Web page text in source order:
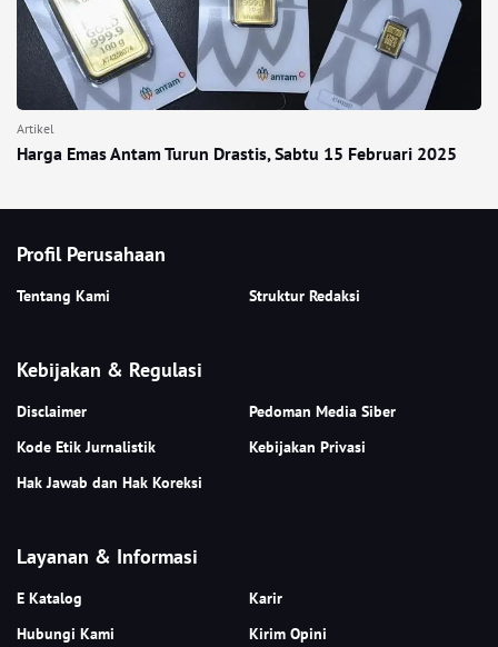
Artikel
Harga Emas Antam Turun Drastis, Sabtu 15 Februari 2025
Profil Perusahaan
Tentang Kami Struktur Redaksi
Kebijakan & Regulasi
Disclaimer
Pedoman Media Siber
Kode Etik Jurnalistik
Kebijakan Privasi
Hak Jawab dan Hak Koreksi
Layanan & Informasi
E Katalog
Karir
Hubungi Kami
Kirim Opini